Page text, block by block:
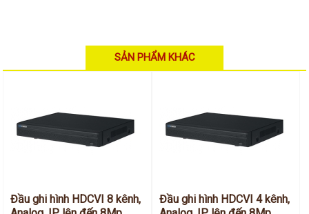
SẢN PHẨM KHÁC
Đầu ghi hình HDCVI 8 kênh,
Đầu ghi hình HDCVI 4 kênh,